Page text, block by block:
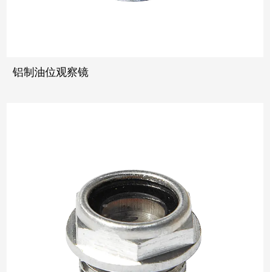
铝制油位观察镜